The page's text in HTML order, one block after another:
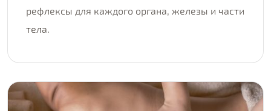
рефлексы для каждого органа, железы и части
тела.